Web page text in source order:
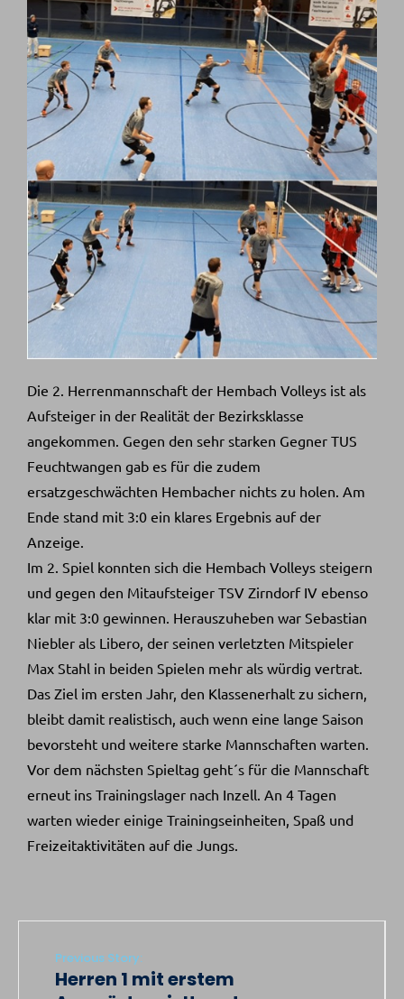
Die 2. Herrenmannschaft der Hembach Volleys ist als
Aufsteiger in der Realität der Bezirksklasse
angekommen. Gegen den sehr starken Gegner TUS
Feuchtwangen gab es für die zudem
ersatzgeschwächten Hembacher nichts zu holen. Am
Ende stand mit 3:0 ein klares Ergebnis auf der
Anzeige.
Im 2. Spiel konnten sich die Hembach Volleys steigern
und gegen den Mitaufsteiger TSV Zirndorf IV ebenso
klar mit 3:0 gewinnen. Herauszuheben war Sebastian
Niebler als Libero, der seinen verletzten Mitspieler
Max Stahl in beiden Spielen mehr als würdig vertrat.
Das Ziel im ersten Jahr, den Klassenerhalt zu sichern,
bleibt damit realistisch, auch wenn eine lange Saison
bevorsteht und weitere starke Mannschaften warten.
Vor dem nächsten Spieltag geht´s für die Mannschaft
erneut ins Trainingslager nach Inzell. An 4 Tagen
warten wieder einige Trainingseinheiten, Spaß und
Freizeitaktivitäten auf die Jungs.
Previous Story:
Herren 1 mit erstem